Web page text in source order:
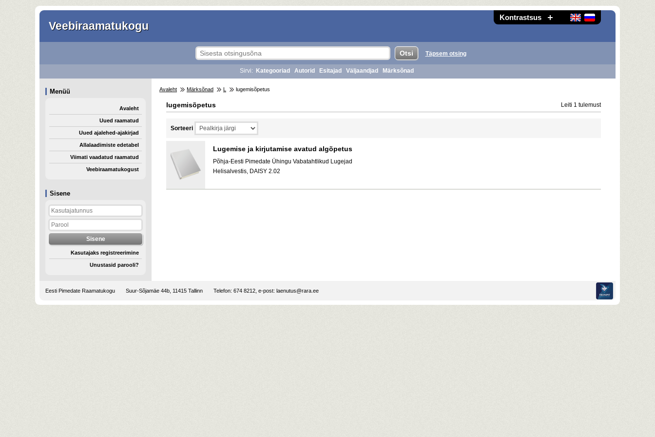
Kontrastsus
Veebiraamatukogu
Sisene
Kasutajaks registreerimine
Unustasid parooli?
Täpsem otsing
Sirvi: Kategooriad Autorid Esitajad Väljaandjad Märksõnad
Menüü
Avaleht
Uued raamatud
Uued ajalehed-ajakirjad
Allalaadimiste edetabel
Viimati vaadatud raamatud
Veebiraamatukogust
Avaleht Märksõnad L lugemisõpetus
lugemisõpetus Leiti 1 tulemust
Sorteeri
Lugemise ja kirjutamise avatud algõpetus
Põhja-Eesti Pimedate Ühingu Vabatahtlikud Lugejad
Helisalvestis, DAISY 2.02
Eesti Pimedate Raamatukogu Suur-Sõjamäe 44b, 11415 Tallinn Telefon: 674 8212, e-post: laenutus@rara.ee